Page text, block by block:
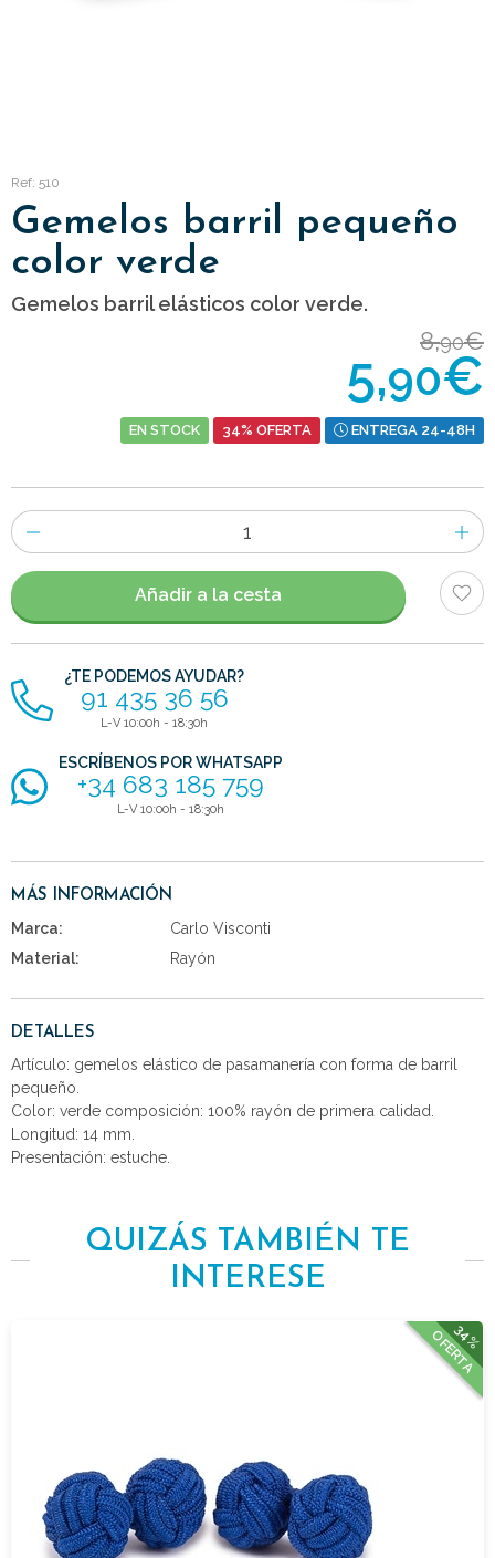
Ref: 510
Gemelos barril pequeño
color verde
Gemelos barril elásticos color verde.
8,90€
5,90€
EN STOCK 34% OFERTA ENTREGA 24-48H
Número
de
artículos
Añadir a la cesta
¿TE PODEMOS AYUDAR?
91 435 36 56
L-V 10:00h - 18:30h
ESCRÍBENOS POR WHATSAPP
+34 683 185 759
L-V 10:00h - 18:30h
MÁS INFORMACIÓN
Marca:
Carlo Visconti
Material:
Rayón
DETALLES
Artículo: gemelos elástico de pasamanería con forma de barril
pequeño.
Color: verde composición: 100% rayón de primera calidad.
Longitud: 14 mm.
Presentación: estuche.
QUIZÁS TAMBIÉN TE
INTERESE
34%
OFERTA